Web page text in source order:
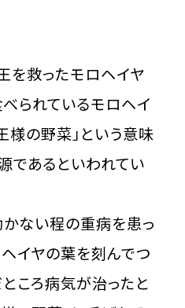
を救ったモロヘイヤ
られているモロヘイ
様の野菜」という意味
であるといわれてい
かない程の重病を患っ
イヤの葉を刻んでつ
ころ病気が治ったと